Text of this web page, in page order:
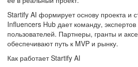
Startify AI формирует основу проекта и
Influencers Hub дает команду,
пользователей. Партнеры, гранты и
обеспечивают путь к MVP и рынку.
Как работает Startify AI